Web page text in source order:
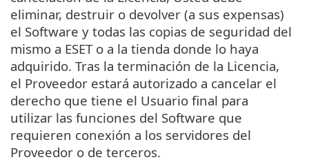
eliminar, destruir o devolver (a sus expensas)
el Software y todas las copias de seguridad del
mismo a ESET o a la tienda donde lo haya
adquirido. Tras la terminación de la Licencia,
el Proveedor estará autorizado a cancelar el
derecho que tiene el Usuario final para
utilizar las funciones del Software que
requieren conexión a los servidores del
Proveedor o de terceros.